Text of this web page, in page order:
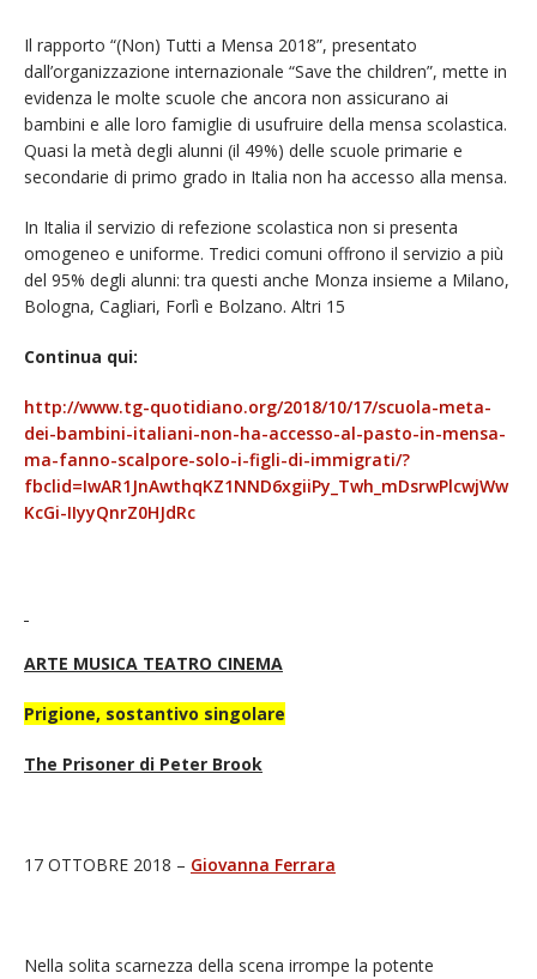
Il rapporto “(Non) Tutti a Mensa 2018”, presentato
dall’organizzazione internazionale “Save the children”, mette in
evidenza le molte scuole che ancora non assicurano ai
bambini e alle loro famiglie di usufruire della mensa scolastica.
Quasi la metà degli alunni (il 49%) delle scuole primarie e
secondarie di primo grado in Italia non ha accesso alla mensa.
In Italia il servizio di refezione scolastica non si presenta
omogeneo e uniforme. Tredici comuni offrono il servizio a più
del 95% degli alunni: tra questi anche Monza insieme a Milano,
Bologna, Cagliari, Forlì e Bolzano. Altri 15
Continua qui:
http://www.tg-quotidiano.org/2018/10/17/scuola-meta-
dei-bambini-italiani-non-ha-accesso-al-pasto-in-mensa-
ma-fanno-scalpore-solo-i-figli-di-immigrati/?
fbclid=IwAR1JnAwthqKZ1NND6xgiiPy_Twh_mDsrwPlcwjWw
KcGi-IIyyQnrZ0HJdRc
ARTE MUSICA TEATRO CINEMA
Prigione, sostantivo singolare
The Prisoner di Peter Brook
17 OTTOBRE 2018 – Giovanna Ferrara
Nella solita scarnezza della scena irrompe la potente